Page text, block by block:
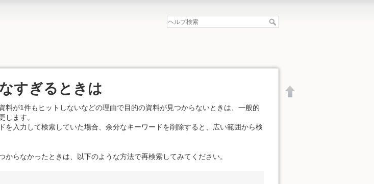
すぎるときは
料が1件もヒットしないなどの理由で目的の資料が見つからないときは、一般的
します。
を入力して検索していた場合、余分なキーワードを削除すると、広い範囲から検
からなかったときは、以下のような方法で再検索してみてください。